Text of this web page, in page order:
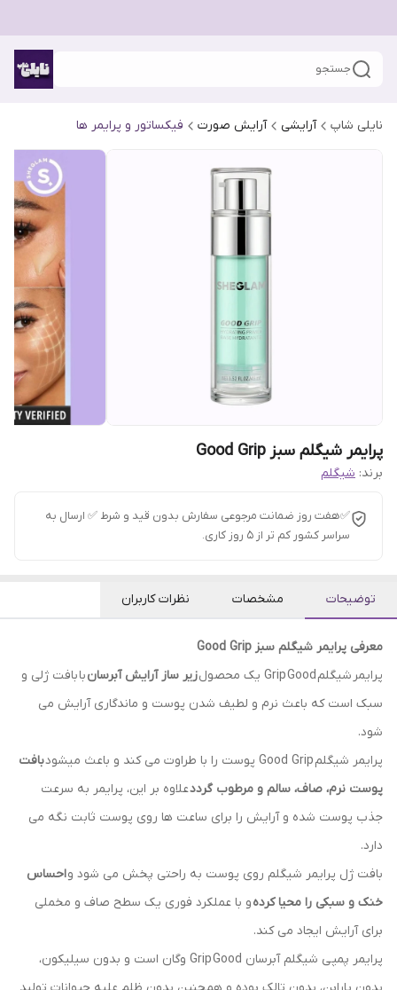
جستجو
نایلی شاپ آرایشی آرایش صورت فیکساتور و پرایمر ها
پرایمر شیگلم سبز Good Grip
برند: شیگلم
✅هفت روز ضمانت مرجوعی سفارش بدون قید و شرط ✅ ارسال به
سراسر کشور کم تر از 5 روز کاری.
توضیحات مشخصات نظرات کاربران
معرفی پرایمر شیگلم سبز Good Grip
پرایمر شیگلم Grip Good یک محصول
زیر ساز آرایش آبرسانبا بافت ژلی و
سبک است که باعث نرم و لطیف شدن پوست و ماندگاری آرایش می
شود.
پرایمر شیگلم Good Grip پوست را با طراوت می کند و باعث میشود
بافت
پوست نرم، صاف، سالم و مرطوب گرددعلاوه بر این، پرایمر به سرعت
جذب پوست شده و آرایش را برای ساعت ها روی پوست ثابت نگه می
دارد.
بافت ژل پرایمر شیگلم روی پوست به راحتی پخش می شود واحساس
خنک و سبکی را محیا کردهو با عملکرد فوری یک سطح صاف و مخملی
برای آرایش ایجاد می کند.
پرایمر پمپی شیگلم آبرسان Grip Good وگان است و بدون سیلیکون،